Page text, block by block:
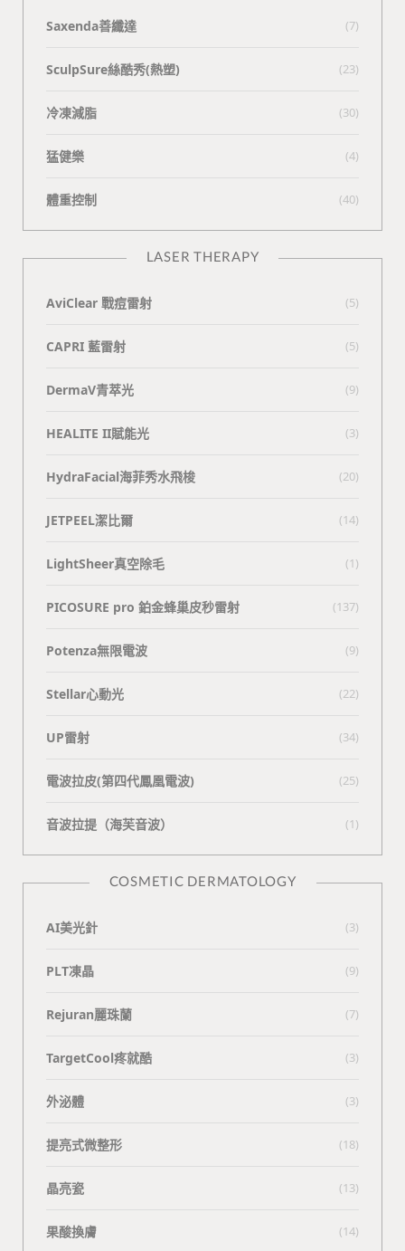
Saxenda善纖達 (7)
SculpSure絲酷秀(熱塑) (23)
冷凍減脂 (30)
猛健樂 (4)
體重控制 (40)
LASER THERAPY
AviClear 戰痘雷射 (5)
CAPRI 藍雷射 (5)
DermaV青萃光 (9)
HEALITE II賦能光 (3)
HydraFacial海菲秀水飛梭 (20)
JETPEEL潔比爾 (14)
LightSheer真空除毛 (1)
PICOSURE pro 鉑金蜂巢皮秒雷射 (137)
Potenza無限電波 (9)
Stellar心動光 (22)
UP雷射 (34)
電波拉皮(第四代鳳凰電波) (25)
⾳波拉提（海芙⾳波） (1)
COSMETIC DERMATOLOGY
AI美光針 (3)
PLT凍晶 (9)
Rejuran麗珠蘭 (7)
TargetCool疼就酷 (3)
外泌體 (3)
提亮式微整形 (18)
晶亮瓷 (13)
果酸換膚 (14)